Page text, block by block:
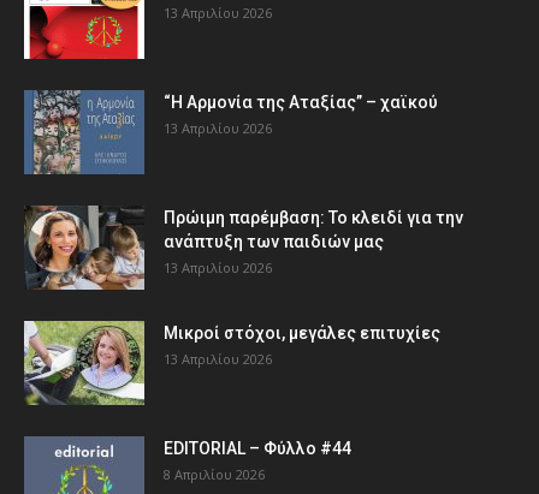
13 Απριλίου 2026
“Η Αρμονία της Αταξίας” – χαϊκού
13 Απριλίου 2026
Πρώιμη παρέμβαση: Το κλειδί για την
ανάπτυξη των παιδιών µας
13 Απριλίου 2026
Μικροί στόχοι, μεγάλες επιτυχίες
13 Απριλίου 2026
EDITORIAL – Φύλλο #44
8 Απριλίου 2026